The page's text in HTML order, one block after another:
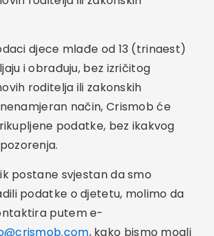
djece mlađe od 13 (trinaest)
i obrađuju, bez izričitog
roditelja ili zakonskih
način, Crismob će
podatke, bez ikakvog
postane svjestan da smo
podatke o djetetu, molimo da
putem e-
, kako bismo mogli